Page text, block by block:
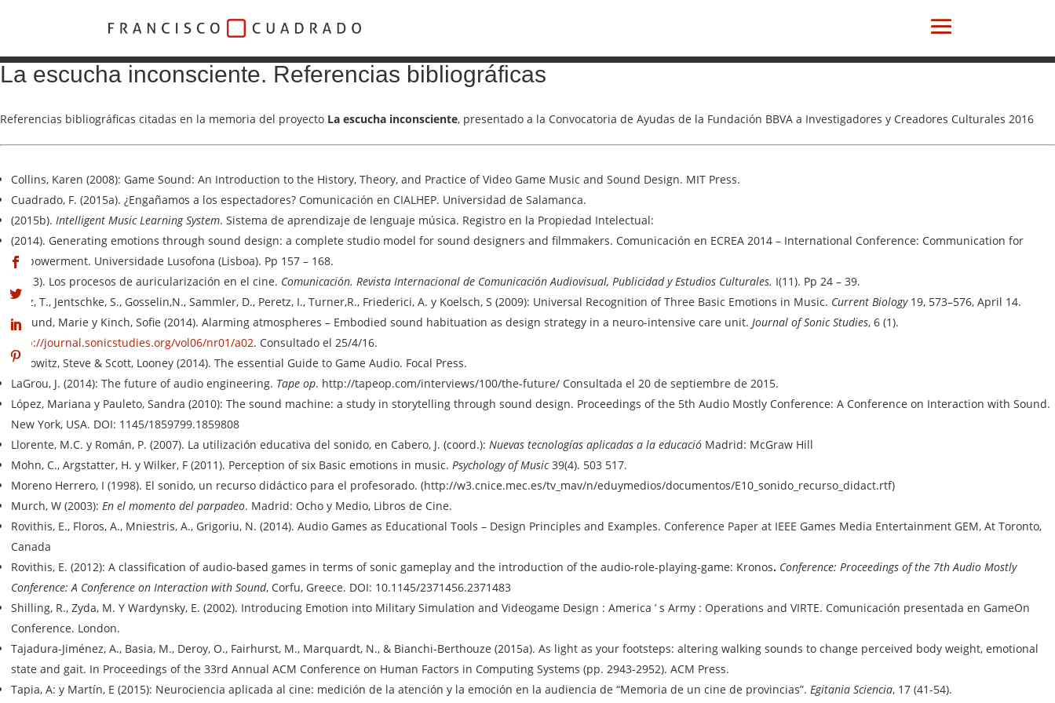
La escucha inconsciente. Referencias bibliográficas
Referencias bibliográficas citadas en la memoria del proyecto La escucha inconsciente, presentado a la Convocatoria de Ayudas de la Fundación BBVA a Investigadores y Creadores Culturales 2016
Collins, Karen (2008): Game Sound: An Introduction to the History, Theory, and Practice of Video Game Music and Sound Design. MIT Press.
Cuadrado, F. (2015a). ¿Engañamos a los espectadores? Comunicación en CIALHEP. Universidad de Salamanca.
(2015b). Intelligent Music Learning System. Sistema de aprendizaje de lenguaje música. Registro en la Propiedad Intelectual:
(2014). Generating emotions through sound design: a complete studio model for sound designers and filmmakers. Comunicación en ECREA 2014 – International Conference: Communication for
Empowerment. Universidade Lusofona (Lisboa). Pp 157 – 168.
(2013). Los procesos de auricularización en el cine. Comunicación. Revista Internacional de Comunicación Audiovisual, Publicidad y Estudios Culturales. I(11). Pp 24 – 39.
Fritz, T., Jentschke, S., Gosselin,N., Sammler, D., Peretz, I., Turner,R., Friederici, A. y Koelsch, S (2009): Universal Recognition of Three Basic Emotions in Music. Current Biology19, 573–576, April 14.
Hojlund, Marie y Kinch, Sofie (2014). Alarming atmospheres – Embodied sound habituation as design strategy in a neuro-intensive care unit. Journal of Sonic Studies, 6 (1).
http://journal.sonicstudies.org/vol06/nr01/a02. Consultado el 25/4/16.
Horowitz, Steve & Scott, Looney (2014). The essential Guide to Game Audio. Focal Press.
LaGrou, J. (2014): The future of audio engineering. Tape op. http://tapeop.com/interviews/100/the-future/ Consultada el 20 de septiembre de 2015.
López, Mariana y Pauleto, Sandra (2010): The sound machine: a study in storytelling through sound design. Proceedings of the 5th Audio Mostly Conference: A Conference on Interaction with Sound.
New York, USA. DOI: 1145/1859799.1859808
Llorente, M.C. y Román, P. (2007). La utilización educativa del sonido, en Cabero, J. (coord.): Nuevas tecnologías aplicadas a la educació Madrid: McGraw Hill
Mohn, C., Argstatter, H. y Wilker, F (2011). Perception of six Basic emotions in music. Psychology of Music39(4). 503 517.
Moreno Herrero, I (1998). El sonido, un recurso didáctico para el profesorado. (http://w3.cnice.mec.es/tv_mav/n/eduymedios/documentos/E10_sonido_recurso_didact.rtf)
Murch, W (2003): En el momento del parpadeo. Madrid: Ocho y Medio, Libros de Cine.
Rovithis, E., Floros, A., Mniestris, A., Grigoriu, N. (2014). Audio Games as Educational Tools – Design Principles and Examples. Conference Paper at IEEE Games Media Entertainment GEM, At Toronto,
Canada
Rovithis, E. (2012): A classification of audio-based games in terms of sonic gameplay and the introduction of the audio-role-playing-game: Kronos. Conference: Proceedings of the 7th Audio Mostly
Conference: A Conference on Interaction with Sound, Corfu, Greece. DOI: 10.1145/2371456.2371483
Shilling, R., Zyda, M. Y Wardynsky, E. (2002). Introducing Emotion into Military Simulation and Videogame Design : America ’ s Army : Operations and VIRTE. Comunicación presentada en GameOn
Conference. London.
Tajadura-Jiménez, A., Basia, M., Deroy, O., Fairhurst, M., Marquardt, N., & Bianchi-Berthouze (2015a). As light as your footsteps: altering walking sounds to change perceived body weight, emotional
state and gait. In Proceedings of the 33rd Annual ACM Conference on Human Factors in Computing Systems (pp. 2943-2952). ACM Press.
Tapia, A: y Martín, E (2015): Neurociencia aplicada al cine: medición de la atención y la emoción en la audiencia de “Memoria de un cine de provincias”. Egitania Sciencia, 17 (41-54).